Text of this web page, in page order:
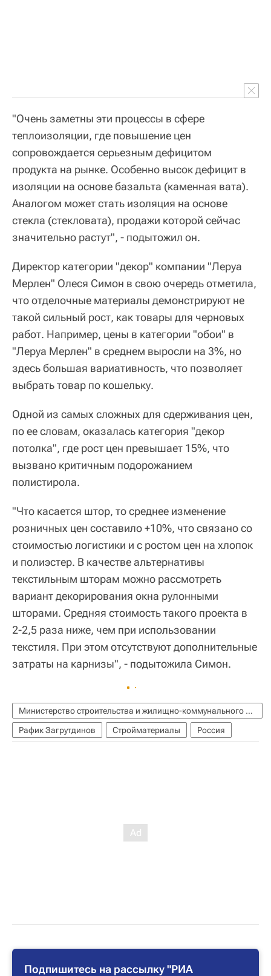
"Очень заметны эти процессы в сфере
теплоизоляции, где повышение цен
сопровождается серьезным дефицитом
продукта на рынке. Особенно высок дефицит в
изоляции на основе базальта (каменная вата).
Аналогом может стать изоляция на основе
стекла (стекловата), продажи которой сейчас
значительно растут", - подытожил он.
Директор категории "декор" компании "Леруа
Мерлен" Олеся Симон в свою очередь отметила,
что отделочные материалы демонстрируют не
такой сильный рост, как товары для черновых
работ. Например, цены в категории "обои" в
"Леруа Мерлен" в среднем выросли на 3%, но
здесь большая вариативность, что позволяет
выбрать товар по кошельку.
Одной из самых сложных для сдерживания цен,
по ее словам, оказалась категория "декор
потолка", где рост цен превышает 15%, что
вызвано критичным подорожанием
полистирола.
"Что касается штор, то среднее изменение
розничных цен составило +10%, что связано со
стоимостью логистики и с ростом цен на хлопок
и полиэстер. В качестве альтернативы
текстильным шторам можно рассмотреть
вариант декорирования окна рулонными
шторами. Средняя стоимость такого проекта в
2-2,5 раза ниже, чем при использовании
текстиля. При этом отсутствуют дополнительные
затраты на карнизы", - подытожила Симон.
Министерство строительства и жилищно-коммунального хозяйства РФ (Минстрой России)
Рафик Загрутдинов
Стройматериалы Россия
Подпишитесь на рассылку "РИА